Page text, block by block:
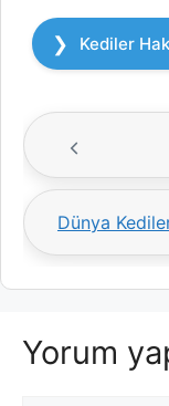
Kategoriler
Kediler
Dünya
Yorum